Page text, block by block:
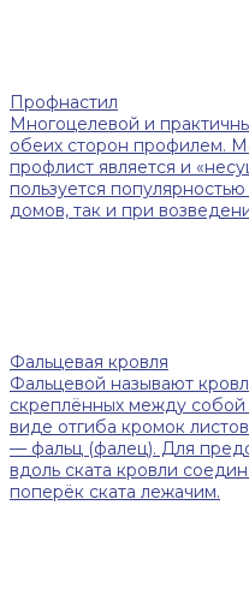
Профнастил
Многоцелевой и
обеих сторон профилем.
профлист является и
пользуется
домов, так и при
Фальцевая кровля
Фальцевой называют
скреплённых между
виде отгиба кромок
— фальц (фалец). Для
вдоль ската кровли
поперёк ската лежачим.